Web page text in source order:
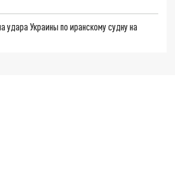
удара Украины по иранскому судну на